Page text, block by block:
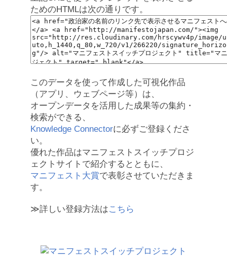
ためのHTMLは次の通りです。
このデータを使って作成した可視化作品
（アプリ、ウェブページ等）は、
オープンデータを活用した成果等の集約・
検索ができる、
Knowledge Connectorに必ずご登録くださ
い。
優れた作品はマニフェストスイッチプロジ
ェクトサイトで紹介するとともに、
マニフェスト大賞で表彰させていただきま
す。
≫詳しい登録方法はこちら